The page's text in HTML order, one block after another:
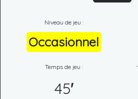
Niveau de jeu :
Occasionnel
Temps de jeu :
45'